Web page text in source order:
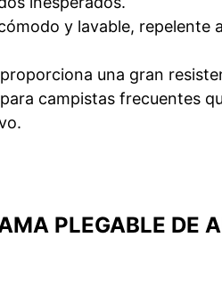
y lavable, repelente
una gran
campistas frecuentes
PLEGABLE DE